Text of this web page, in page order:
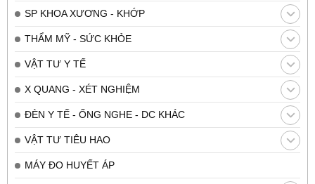
SP KHOA XƯƠNG - KHỚP
THẨM MỸ - SỨC KHỎE
VẬT TƯ Y TẾ
X QUANG - XÉT NGHIỆM
ĐÈN Y TẾ - ỐNG NGHE - DC KHÁC
VẬT TƯ TIÊU HAO
MÁY ĐO HUYẾT ÁP